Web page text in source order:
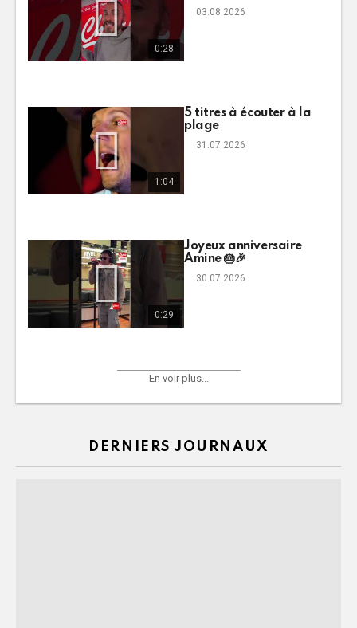
0:28
03.08.2026
1:04
5 titres à écouter à la
plage
31.07.2026
0:29
Joyeux anniversaire
Amine 🎂🎉
30.07.2026
En voir plus...
DERNIERS JOURNAUX